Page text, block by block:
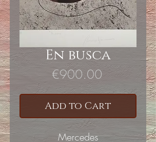
En busca
€900.00Price
Add to Cart
Mercedes